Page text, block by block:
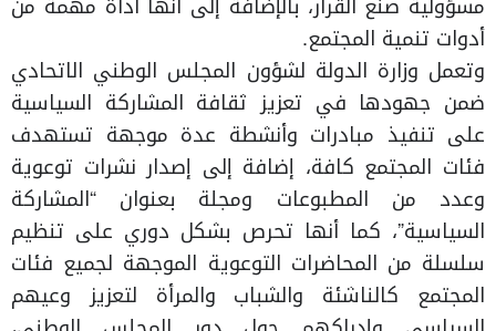
أدوات تنمية المجتمع.
وتعمل وزارة الدولة لشؤون المجلس الوطني الاتحادي
ضمن جهودها في تعزيز ثقافة المشاركة السياسية
على تنفيذ مبادرات وأنشطة عدة موجهة تستهدف
فئات المجتمع كافة، إضافة إلى إصدار نشرات توعوية
وعدد من المطبوعات ومجلة بعنوان “المشاركة
السياسية”، كما أنها تحرص بشكل دوري على تنظيم
سلسلة من المحاضرات التوعوية الموجهة لجميع فئات
المجتمع كالناشئة والشباب والمرأة لتعزيز وعيهم